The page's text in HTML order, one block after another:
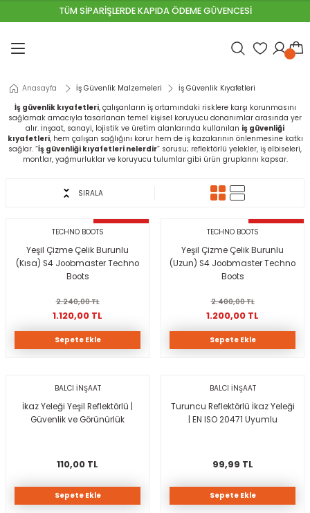
TÜM SİPARİŞLERDE KAPIDA ÖDEME GÜVENCESİ
Geri Dön
Tutucular
Geri Dön
Boyaları
Ürünleri
Boyaları
Geri Dön
Geri Dön
Malzemeleri
& Çivi Çakma Makineleri
Geri Dön
Geri Dön
Galvanizli Teller
Geri Dön
Geri Dön
& ÇAKIL
& PANEL
Geri Dön
Geri Dön
Yalıtımları
Malzemeleri
Geri Dön
HARÇLARI
HARÇLARI
Anasayfa İş Güvenlik Malzemeleri
İş Güvenlik Kıyafetleri
İş güvenlik kıyafetleri, çalışanların iş ortamındaki risklere karşı korunmasını
sağlamak amacıyla tasarlanan temel kişisel koruyucu donanımlar arasında yer
alır. İnşaat, sanayi, lojistik ve üretim alanlarında kullanılan iş güvenliği
kıyafetleri, hem çalışan sağlığını korur hem de iş kazalarının önlenmesine katkı
sağlar. “İş güvenliği kıyafetleri nelerdir” sorusu; reflektörlü yelekler, iş elbiseleri,
montlar, yağmurluklar ve koruyucu tulumlar gibi ürün gruplarını kapsar.
SIRALA
TECHNO BOOTS
Yeşil Çizme Çelik Burunlu
(Kısa) S4 Joobmaster Techno
Boots
2.240,00 TL
1.120,00 TL
Sepete Ekle
TECHNO BOOTS
Yeşil Çizme Çelik Burunlu
(Uzun) S4 Joobmaster Techno
Boots
2.400,00 TL
1.200,00 TL
Sepete Ekle
BALCI İNŞAAT
İkaz Yeleği Yeşil Reflektörlü |
Güvenlik ve Görünürlük
110,00 TL
Sepete Ekle
BALCI İNŞAAT
Turuncu Reflektörlü İkaz Yeleği
| EN ISO 20471 Uyumlu
99,99 TL
Sepete Ekle